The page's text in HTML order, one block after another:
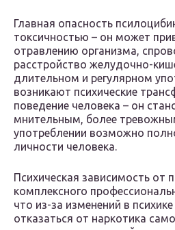
Главная опасность
токсичностью – он может
отравлению организма,
расстройство желудочно-
длительном и регулярном
возникают психические
поведение человека – он
мнительным, более
употреблении возможно
личности человека.
Психическая зависимость от
комплексного
что из-за изменений в
отказаться от наркотика